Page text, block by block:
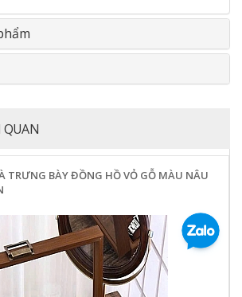
QUAN
TRƯNG BÀY ĐỒNG HỒ VỎ GỖ MÀU NÂU